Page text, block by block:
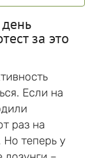
за это
Если на
раз на
теперь у